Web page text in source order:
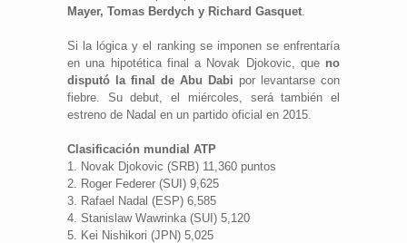
Mayer, Tomas Berdych y Richard Gasquet
Si la lógica y el ranking se imponen se enfrentaría
en una hipotética final a Novak Djokovic, que no
disputó la final de Abu Dabi por levantarse con
fiebre. Su debut, el miércoles, será también el
estreno de Nadal en un partido oficial en 2015.
Clasificación mundial ATP
1. Novak Djokovic (SRB) 11,360 puntos
2. Roger Federer (SUI) 9,625
3. Rafael Nadal (ESP) 6,585
4. Stanislaw Wawrinka (SUI) 5,120
5. Kei Nishikori (JPN) 5,025